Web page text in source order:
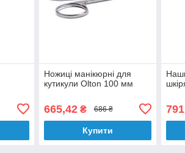
Ножиці манікюрні для
кутикули Olton 100 мм
665,42₴ 686 ₴
Купити